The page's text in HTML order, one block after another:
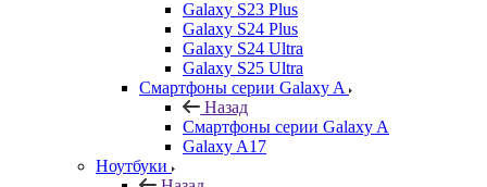
Galaxy S23 Plus
Galaxy S24 Plus
Galaxy S24 Ultra
Galaxy S25 Ultra
Смартфоны серии Galaxy A
Назад
Смартфоны серии Galaxy A
Galaxy A17
Ноутбуки